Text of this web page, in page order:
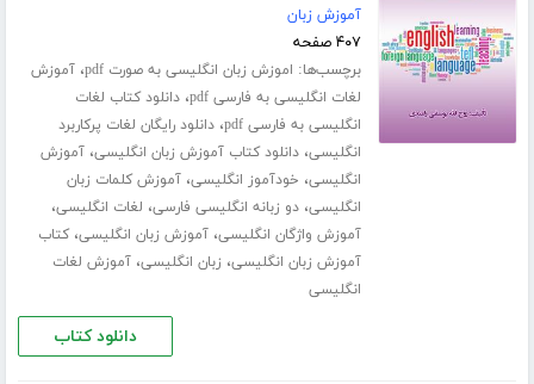
آموزش زبان
۴۰۷ صفحه
برچسب‌ها: اموزش زبان انگلیسی به صورت pdf ،آموزش
لغات انگلیسی به فارسی pdf
،دانلود کتاب لغات
انگلیسی به فارسی pdf
،دانلود رایگان لغات پرکاربرد
انگلیسی،دانلود کتاب آموزش زبان انگلیسی،آموزش
انگلیسی، خودآموز انگلیسی،آموزش کلمات زبان
انگلیسی،دو زبانه انگلیسی فارسی، لغات انگلیسی،
آموزش واژگان انگلیسی،آموزش زبان انگلیسی،کتاب
آموزش زبان انگلیسی، زبان انگلیسی،آموزش لغات
انگلیسی
دانلود کتاب